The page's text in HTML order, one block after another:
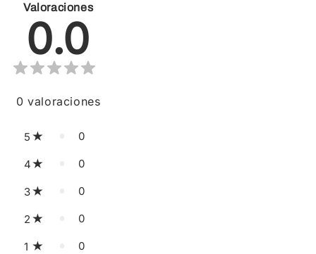
Valoraciones
0.0
0 valoraciones
5 0
4 0
3 0
2 0
1 0